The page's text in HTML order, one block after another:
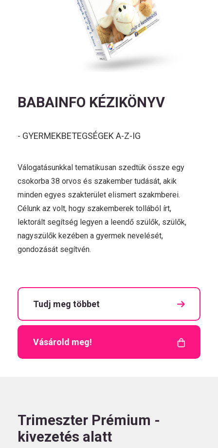
BABAINFO KÉZIKÖNYV
- GYERMEKBETEGSÉGEK A-Z-IG
Válogatásunkkal tematikusan szedtük össze egy
csokorba 38 orvos és szakember tudását, akik
minden egyes szakterület elismert szakmberei.
Célunk az volt, hogy szakemberek tollából írt,
lektorált segítség legyen a leendő szülők, szülők,
nagyszülők kezében a gyermek nevelését,
gondozását segítvén.
Tudj meg többet
Vásárold meg!
Trimeszter Prémium -
kivezetés alatt